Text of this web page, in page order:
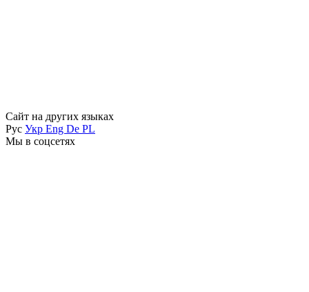
Сайт на других языках
Рус Укр Eng De PL
Мы в соцсетях